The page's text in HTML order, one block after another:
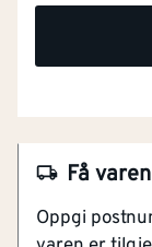
Få
Oppgi